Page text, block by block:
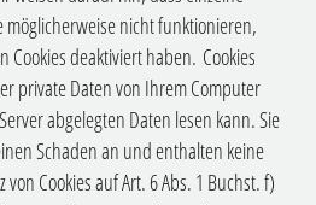
nicht funktionieren,
Cookies deaktiviert haben. Cookies
private Daten von Ihrem Computer
abgelegten Daten lesen kann. Sie
Schaden an und enthalten keine
Cookies auf Art. 6 Abs. 1 Buchst. f)